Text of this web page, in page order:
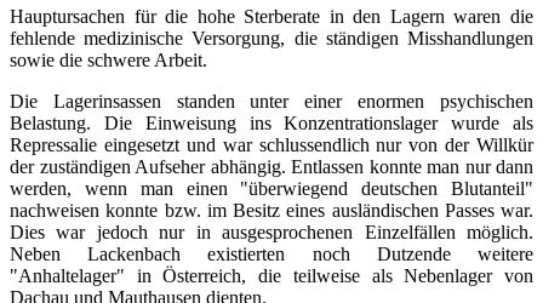
Hauptursachen für die hohe Sterberate in den Lagern waren die
fehlende medizinische Versorgung, die ständigen Misshandlungen
sowie die schwere Arbeit.
Die Lagerinsassen standen unter einer enormen psychischen
Belastung. Die Einweisung ins Konzentrationslager wurde als
Repressalie eingesetzt und war schlussendlich nur von der Willkür
der zuständigen Aufseher abhängig. Entlassen konnte man nur dann
werden, wenn man einen "überwiegend deutschen Blutanteil"
nachweisen konnte bzw. im Besitz eines ausländischen Passes war.
Dies war jedoch nur in ausgesprochenen Einzelfällen möglich.
Neben Lackenbach existierten noch Dutzende weitere
"Anhaltelager" in Österreich, die teilweise als Nebenlager von
Dachau und Mauthausen dienten.